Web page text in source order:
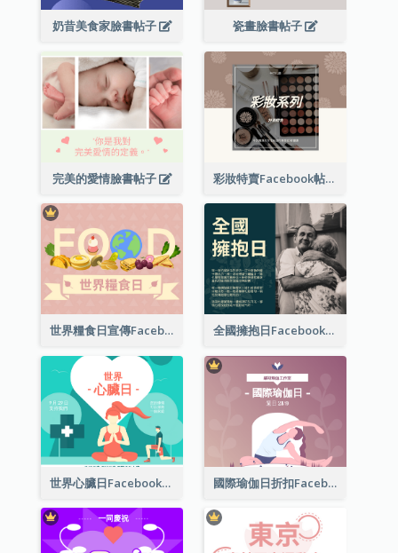
奶昔美食家臉書帖子 瓷畫臉書帖子
完美的愛情臉書帖子 彩妝特賣Facebook帖子
世界糧食日宣傳Facebook帖子 全國擁抱日Facebook帖子
世界心臟日Facebook帖子 國際瑜伽日折扣Facebook帖子